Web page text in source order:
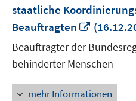
staatliche
Beauftragten
In
neuem
Fenster
öffnen
Beauftragter der
behinderter Menschen
mehr Informationen